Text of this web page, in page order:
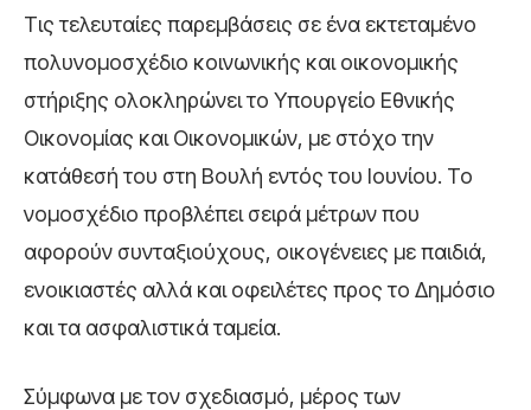
Τις τελευταίες παρεμβάσεις σε ένα εκτεταμένο
πολυνομοσχέδιο κοινωνικής και οικονομικής
στήριξης ολοκληρώνει το Υπουργείο Εθνικής
Οικονομίας και Οικονομικών, με στόχο την
κατάθεσή του στη Βουλή εντός του Ιουνίου. Το
νομοσχέδιο προβλέπει σειρά μέτρων που
αφορούν συνταξιούχους, οικογένειες με παιδιά,
ενοικιαστές αλλά και οφειλέτες προς το Δημόσιο
και τα ασφαλιστικά ταμεία.
Σύμφωνα με τον σχεδιασμό, μέρος των